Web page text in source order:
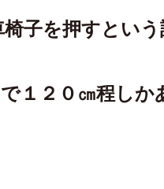
子を押すとい
１２０㎝程しか